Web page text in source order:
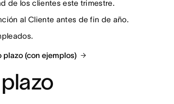
de los clientes este trimestre.
al Cliente antes de fin de año.
(con ejemplos)